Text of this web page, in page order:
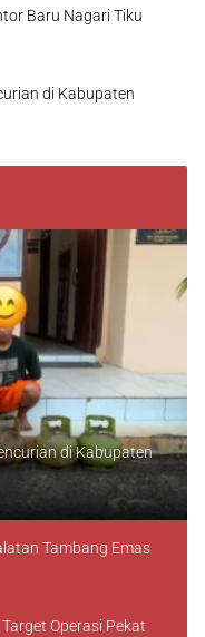
Baru Nagari Tiku
di Kabupaten
di Kabupaten
Tambang Emas
Operasi Pekat